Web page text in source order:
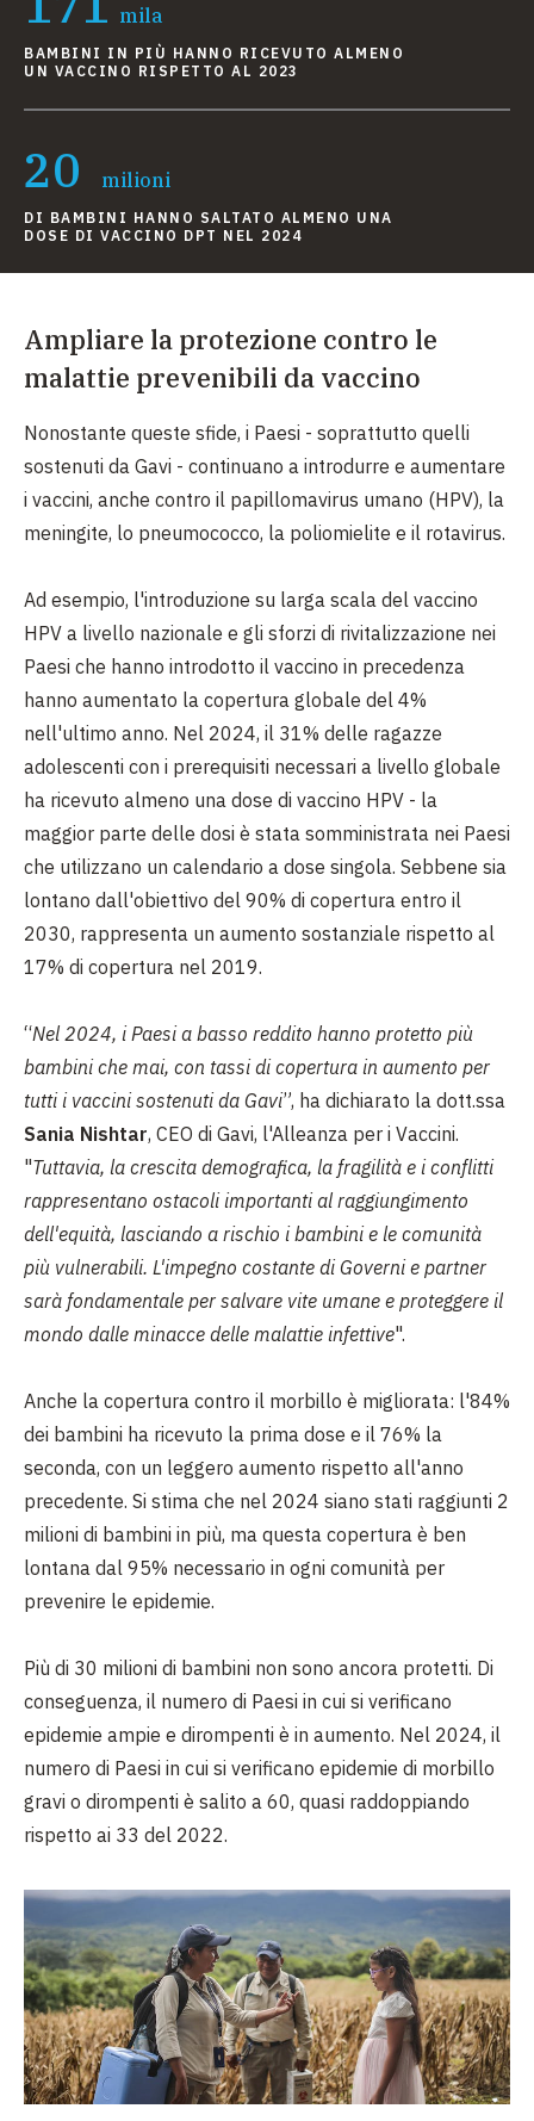
mila
BAMBINI IN PIÙ HANNO RICEVUTO ALMENO
UN VACCINO RISPETTO AL 2023
20 milioni
DI BAMBINI HANNO SALTATO ALMENO UNA
DOSE DI VACCINO DPT NEL 2024
Ampliare la protezione contro le
malattie prevenibili da vaccino
Nonostante queste sfide, i Paesi - soprattutto quelli
sostenuti da Gavi - continuano a introdurre e aumentare
i vaccini, anche contro il papillomavirus umano (HPV), la
meningite, lo pneumococco, la poliomielite e il rotavirus.
Ad esempio, l'introduzione su larga scala del vaccino
HPV a livello nazionale e gli sforzi di rivitalizzazione nei
Paesi che hanno introdotto il vaccino in precedenza
hanno aumentato la copertura globale del 4%
nell'ultimo anno. Nel 2024, il 31% delle ragazze
adolescenti con i prerequisiti necessari a livello globale
ha ricevuto almeno una dose di vaccino HPV - la
maggior parte delle dosi è stata somministrata nei Paesi
che utilizzano un calendario a dose singola. Sebbene sia
lontano dall'obiettivo del 90% di copertura entro il
2030, rappresenta un aumento sostanziale rispetto al
17% di copertura nel 2019.
“Nel 2024, i Paesi a basso reddito hanno protetto più
bambini che mai, con tassi di copertura in aumento per
tutti i vaccini sostenuti da Gavi”, ha dichiarato la dott.ssa
Sania Nishtar, CEO di Gavi, l'Alleanza per i Vaccini.
"Tuttavia, la crescita demografica, la fragilità e i conflitti
rappresentano ostacoli importanti al raggiungimento
dell'equità, lasciando a rischio i bambini e le comunità
più vulnerabili. L'impegno costante di Governi e partner
sarà fondamentale per salvare vite umane e proteggere il
mondo dalle minacce delle malattie infettive".
Anche la copertura contro il morbillo è migliorata: l'84%
dei bambini ha ricevuto la prima dose e il 76% la
seconda, con un leggero aumento rispetto all'anno
precedente. Si stima che nel 2024 siano stati raggiunti 2
milioni di bambini in più, ma questa copertura è ben
lontana dal 95% necessario in ogni comunità per
prevenire le epidemie.
Più di 30 milioni di bambini non sono ancora protetti. Di
conseguenza, il numero di Paesi in cui si verificano
epidemie ampie e dirompenti è in aumento. Nel 2024, il
numero di Paesi in cui si verificano epidemie di morbillo
gravi o dirompenti è salito a 60, quasi raddoppiando
rispetto ai 33 del 2022.